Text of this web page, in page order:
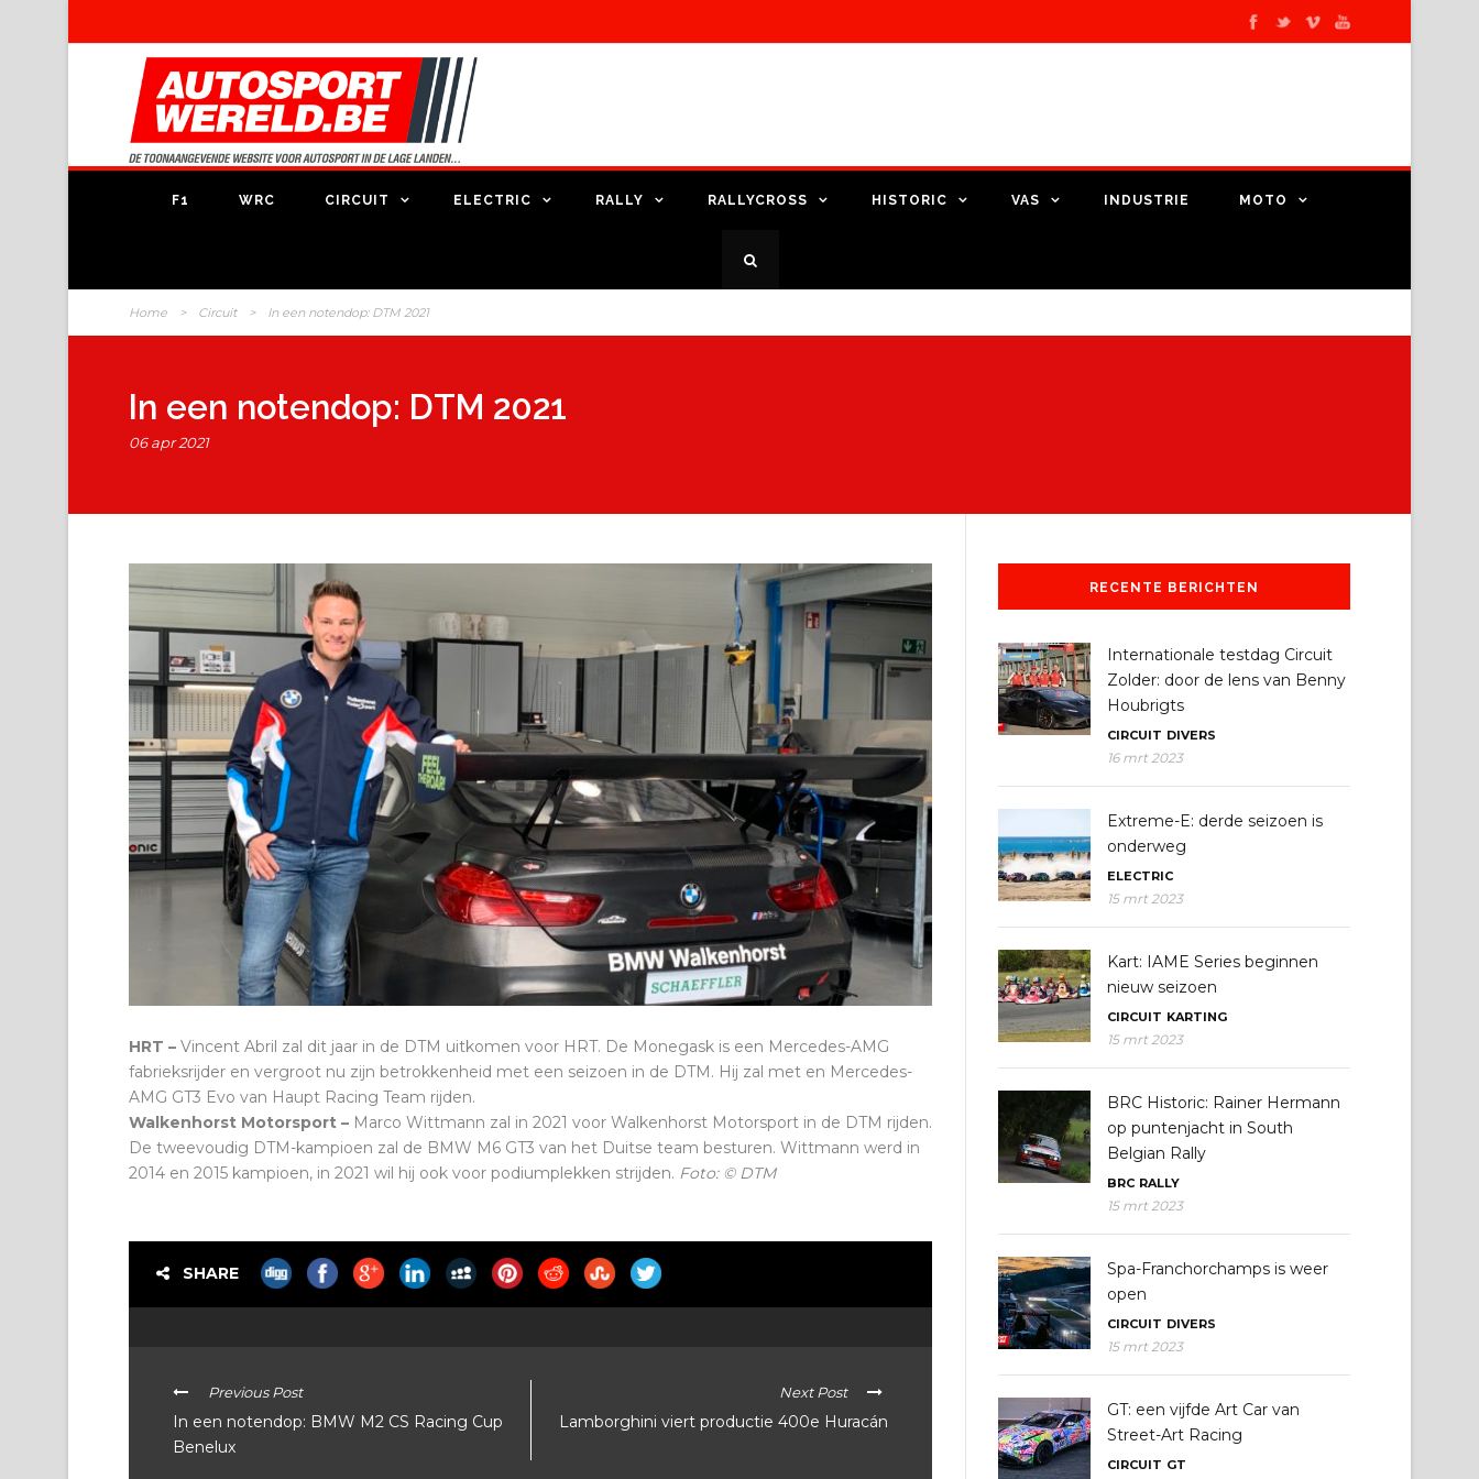
F1 WRC CIRCUIT ELECTRIC RALLY RALLYCROSS HISTORIC VAS INDUSTRIE MOTO
Home > Circuit > In een notendop: DTM 2021
In een notendop: DTM 2021
06 apr 2021
HRT – Vincent Abril zal dit jaar in de DTM uitkomen voor HRT. De Monegask is een Mercedes-AMG
fabrieksrijder en vergroot nu zijn betrokkenheid met een seizoen in de DTM. Hij zal met en Mercedes-
AMG GT3 Evo van Haupt Racing Team rijden.
Walkenhorst Motorsport – Marco Wittmann zal in 2021 voor Walkenhorst Motorsport in de DTM rijden.
De tweevoudig DTM-kampioen zal de BMW M6 GT3 van het Duitse team besturen. Wittmann werd in
2014 en 2015 kampioen, in 2021 wil hij ook voor podiumplekken strijden. Foto: © DTM
SHARE
Previous Post
In een notendop: BMW M2 CS Racing Cup
Benelux
Next Post
Lamborghini viert productie 400e Huracán
RECENTE BERICHTEN
Internationale testdag Circuit
Zolder: door de lens van Benny
Houbrigts
CIRCUIT DIVERS
16 mrt 2023
Extreme-E: derde seizoen is
onderweg
ELECTRIC
15 mrt 2023
Kart: IAME Series beginnen
nieuw seizoen
CIRCUIT KARTING
15 mrt 2023
BRC Historic: Rainer Hermann
op puntenjacht in South
Belgian Rally
BRC RALLY
15 mrt 2023
Spa-Franchorchamps is weer
open
CIRCUIT DIVERS
15 mrt 2023
GT: een vijfde Art Car van
Street-Art Racing
CIRCUIT GT